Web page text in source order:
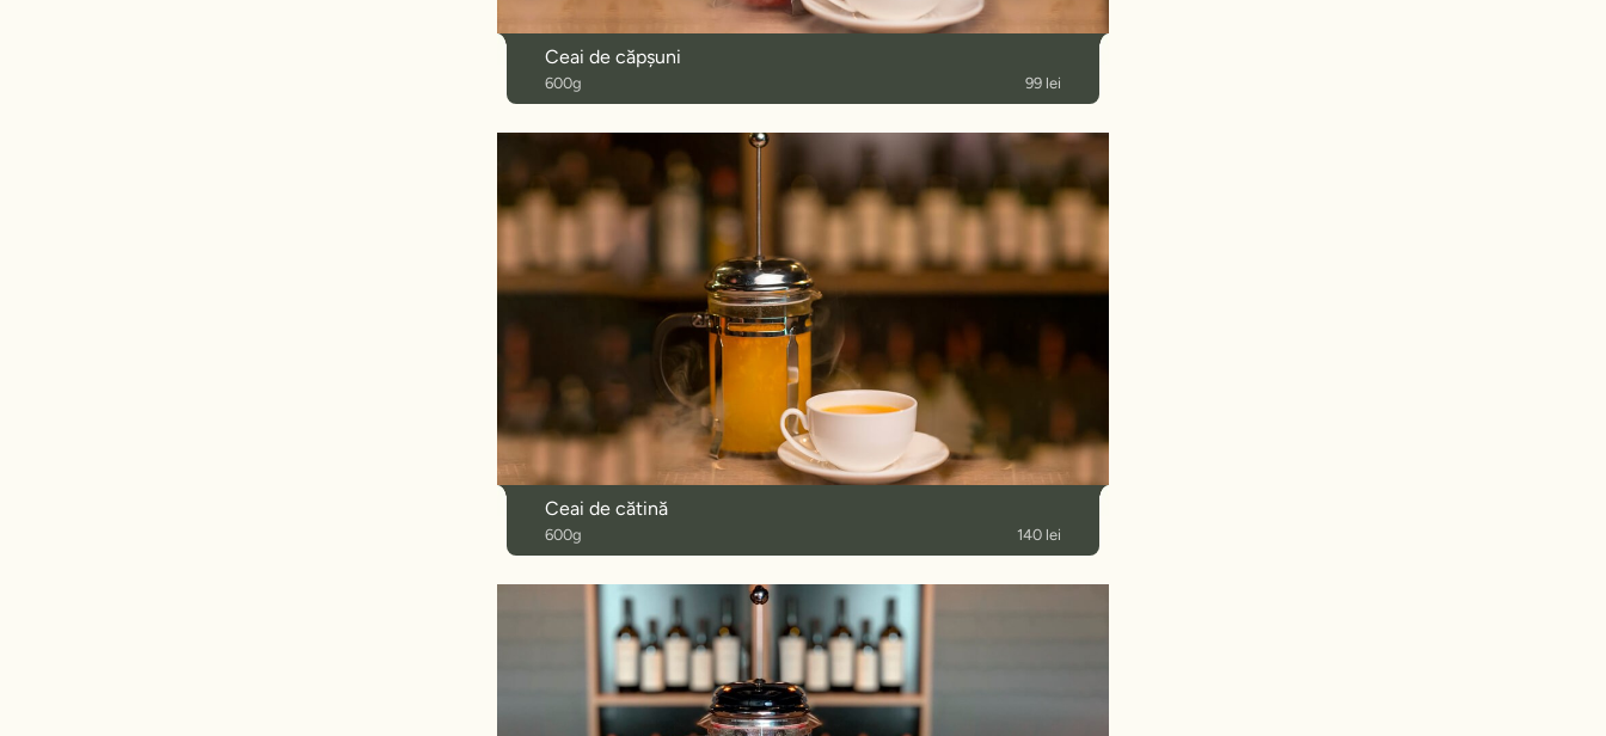
Ceai de căpșuni
600g 99 lei
Ceai de cătină
600g 140 lei